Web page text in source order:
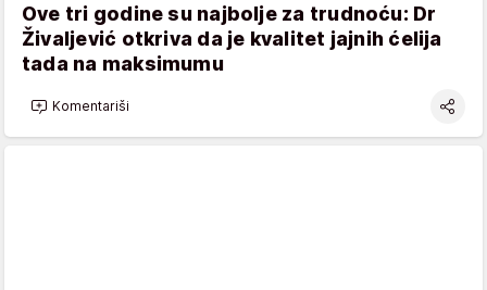
Ove tri godine su najbolje za trudnoću: Dr
Živaljević otkriva da je kvalitet jajnih ćelija
tada na maksimumu
Komentariši